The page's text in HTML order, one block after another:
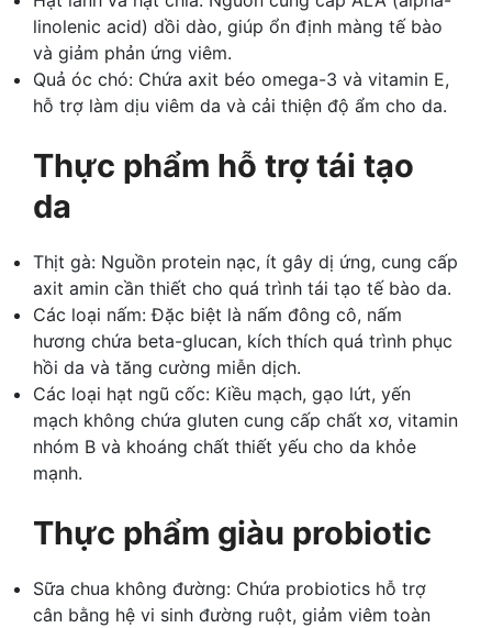
linolenic acid) dồi dào, giúp ổn định màng tế bào
và giảm phản ứng viêm.
Quả óc chó: Chứa axit béo omega-3 và vitamin E,
hỗ trợ làm dịu viêm da và cải thiện độ ẩm cho da.
Thực phẩm hỗ trợ tái tạo
da
Thịt gà: Nguồn protein nạc, ít gây dị ứng, cung cấp
axit amin cần thiết cho quá trình tái tạo tế bào da.
Các loại nấm: Đặc biệt là nấm đông cô, nấm
hương chứa beta-glucan, kích thích quá trình phục
hồi da và tăng cường miễn dịch.
Các loại hạt ngũ cốc: Kiều mạch, gạo lứt, yến
mạch không chứa gluten cung cấp chất xơ, vitamin
nhóm B và khoáng chất thiết yếu cho da khỏe
mạnh.
Thực phẩm giàu probiotic
Sữa chua không đường: Chứa probiotics hỗ trợ
cân bằng hệ vi sinh đường ruột, giảm viêm toàn